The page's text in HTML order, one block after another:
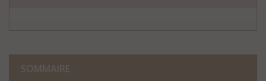
SOMMAIRE